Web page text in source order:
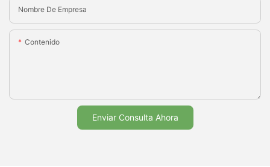
Nombre De Empresa
Contenido
Enviar Consulta Ahora